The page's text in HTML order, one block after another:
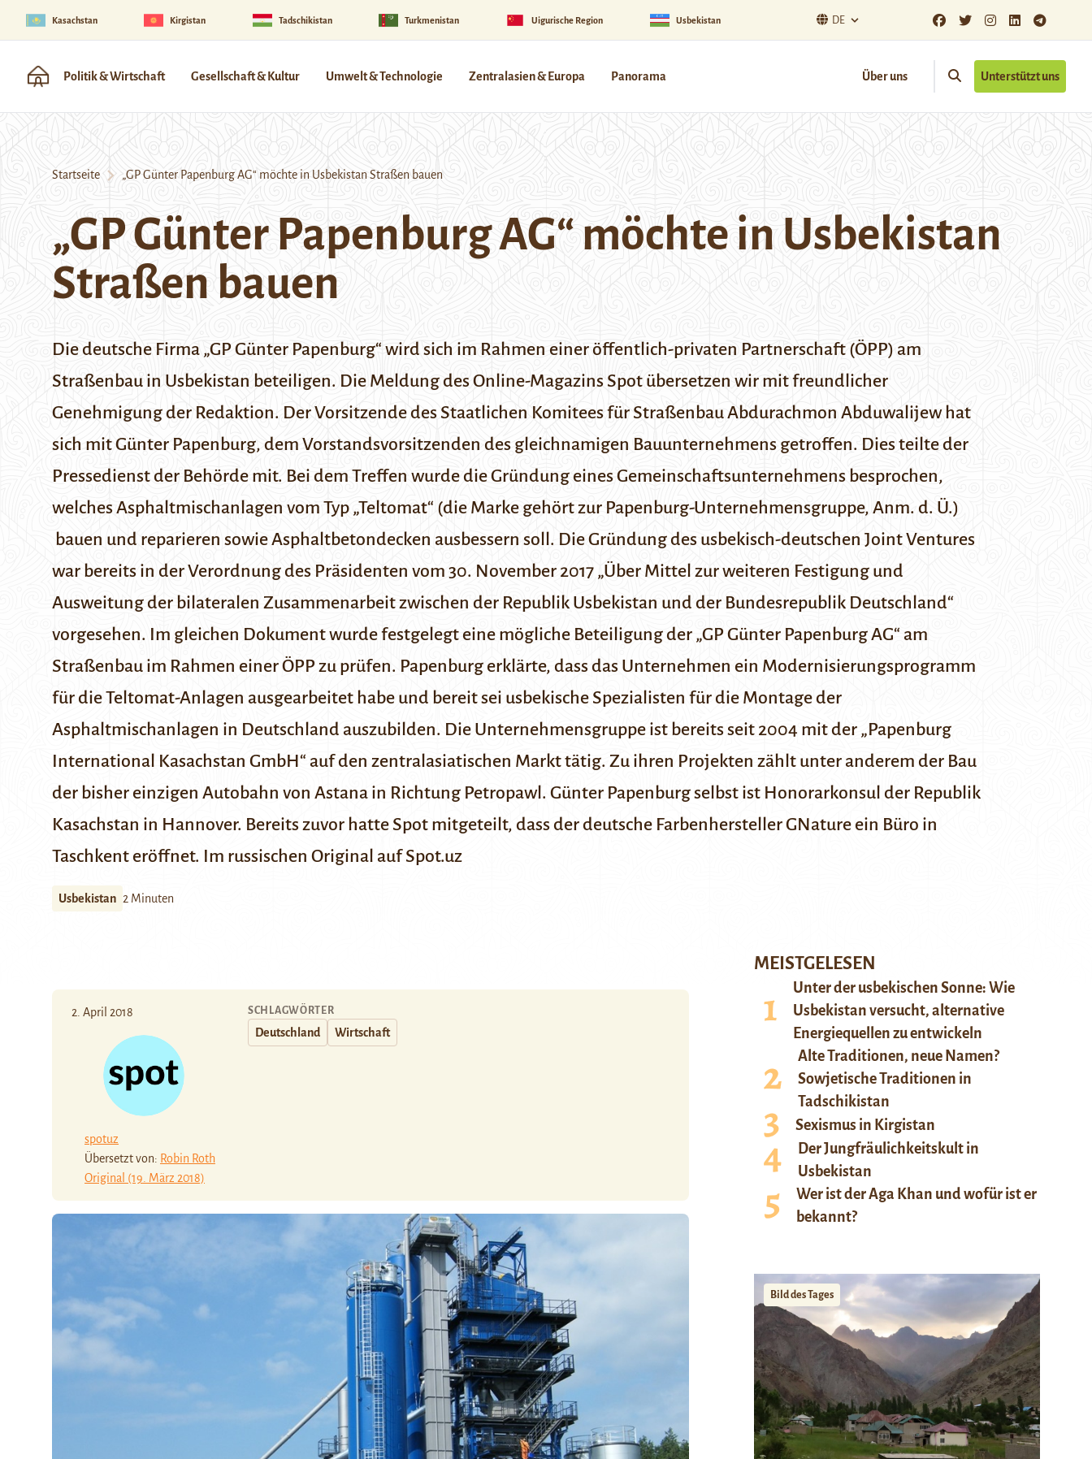
Kasachstan Kirgistan Tadschikistan Turkmenistan Uigurische Region Usbekistan DE
Politik & Wirtschaft Gesellschaft & Kultur Umwelt & Technologie Zentralasien & Europa Panorama Über uns Unterstützt uns
Startseite „GP Günter Papenburg AG“ möchte in Usbekistan Straßen bauen
„GP Günter Papenburg AG“ möchte in Usbekistan
Straßen bauen
Die deutsche Firma „GP Günter Papenburg“ wird sich im Rahmen einer öffentlich-privaten Partnerschaft (ÖPP) am
Straßenbau in Usbekistan beteiligen. Die Meldung des Online-Magazins Spot übersetzen wir mit freundlicher
Genehmigung der Redaktion. Der Vorsitzende des Staatlichen Komitees für Straßenbau Abdurachmon Abduwalijew hat
sich mitGünter Papenburg, dem Vorstandsvorsitzenden des gleichnamigen Bauunternehmens getroffen. Dies teilte der
Pressedienst der Behörde mit. Bei dem Treffen wurde die Gründung eines Gemeinschaftsunternehmens besprochen,
welchesAsphaltmischanlagen vom Typ „Teltomat“ (die Marke gehört zur Papenburg-Unternehmensgruppe, Anm. d. Ü.)
bauen und reparieren sowie Asphaltbetondecken ausbessern soll. Die Gründung des usbekisch-deutschen Joint Ventures
war bereits in der Verordnung des Präsidenten vom 30. November 2017 „Über Mittel zur weiteren Festigung und
Ausweitung der bilateralen Zusammenarbeit zwischen der Republik Usbekistan und der Bundesrepublik Deutschland“
vorgesehen. Im gleichen Dokument wurde festgelegt eine mögliche Beteiligung der „GP Günter Papenburg AG“ am
Straßenbau im Rahmen einer ÖPP zu prüfen. Papenburg erklärte, dass das Unternehmen ein Modernisierungsprogramm
für die Teltomat-Anlagen ausgearbeitet habe und bereit sei usbekische Spezialisten für die Montage der
Asphaltmischanlagen in Deutschland auszubilden. Die Unternehmensgruppe ist bereits seit 2004 mit der „Papenburg
International Kasachstan GmbH“ auf den zentralasiatischen Markt tätig. Zu ihren Projekten zählt unter anderem der Bau
der bisher einzigen Autobahn von Astana in Richtung Petropawl. Günter Papenburg selbst ist Honorarkonsul der Republik
Kasachstan in Hannover. Bereits zuvor hatte Spot mitgeteilt, dass der deutsche FarbenherstellerGNature ein Büro in
Taschkent eröffnet. Im russischen Original auf Spot.uz
Usbekistan 2 Minuten
2. April 2018
spotuz
Übersetzt von: Robin Roth
Original (19. März 2018)
SCHLAGWÖRTER
Deutschland Wirtschaft
MEISTGELESEN
Unter der usbekischen Sonne: Wie
Usbekistan versucht, alternative
Energiequellen zu entwickeln
Alte Traditionen, neue Namen?
Sowjetische Traditionen in
Tadschikistan
Sexismus in Kirgistan
Der Jungfräulichkeitskult in
Usbekistan
Wer ist der Aga Khan und wofür ist er
bekannt?
Bild des Tages